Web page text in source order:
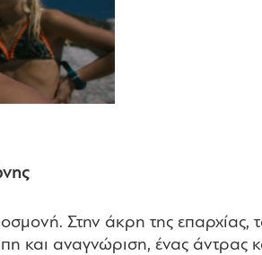
Στην άκρη της επαρχίας,
και αναγνώριση, ένας άντρας